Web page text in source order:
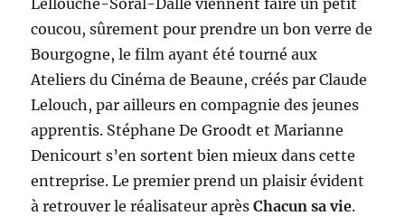
coucou, sûrement pour prendre un bon verre de
Bourgogne, le film ayant été tourné aux
Ateliers du Cinéma de Beaune, créés par Claude
Lelouch, par ailleurs en compagnie des jeunes
apprentis. Stéphane De Groodt et Marianne
Denicourt s’en sortent bien mieux dans cette
entreprise. Le premier prend un plaisir évident
à retrouver le réalisateur aprèsChacun sa vie.